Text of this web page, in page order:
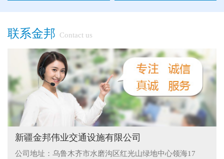
联系金邦 Contact us
新疆金邦伟业交通设施有限公司
公司地址：乌鲁木齐市水磨沟区红光山绿地中心领海17
隔离栅的防腐与使用寿命关系
● 新疆那拉提草原围网选用样式
怎么在新疆护栏厂家里购买到好的热镀锌管围栏——新疆金
邦护栏告诉您
乌鲁木齐铁艺围栏哪家有，金邦伟业交通设施有限公司供应